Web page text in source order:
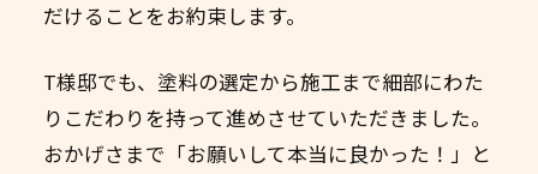
だけることをお約束します。
T様邸でも、塗料の選定から施工まで細部にわた
りこだわりを持って進めさせていただきました。
おかげさまで「お願いして本当に良かった！」と